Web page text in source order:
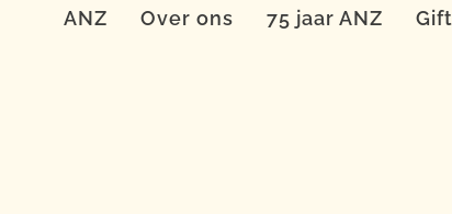
ANZ Over ons 75 jaar ANZ